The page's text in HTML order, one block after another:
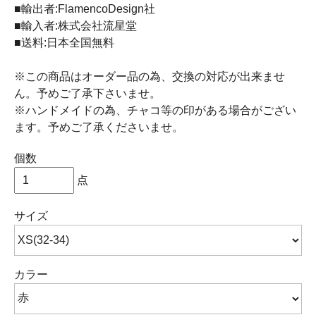
■輸出者:FlamencoDesign社
■輸入者:株式会社流星堂
■送料:日本全国無料
※この商品はオーダー品の為、交換の対応が出来ませ
ん。予めご了承下さいませ。
※ハンドメイドの為、チャコ等の印がある場合がござい
ます。予めご了承くださいませ。
個数
点
サイズ
カラー